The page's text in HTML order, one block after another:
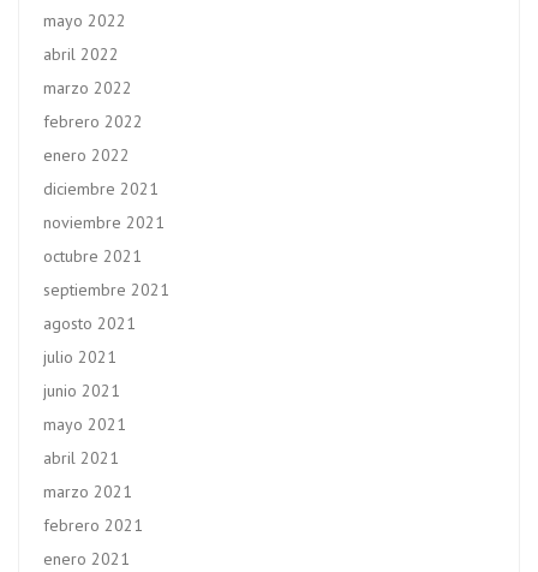
mayo 2022
abril 2022
marzo 2022
febrero 2022
enero 2022
diciembre 2021
noviembre 2021
octubre 2021
septiembre 2021
agosto 2021
julio 2021
junio 2021
mayo 2021
abril 2021
marzo 2021
febrero 2021
enero 2021